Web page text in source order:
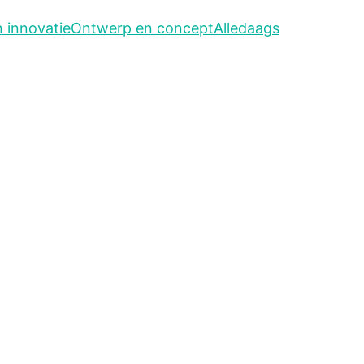
innovatieOntwerp en conceptAlledaags